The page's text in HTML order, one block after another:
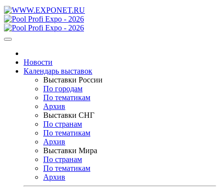
Новости
Календарь выставок
Выставки России
По городам
По тематикам
Архив
Выставки СНГ
По странам
По тематикам
Архив
Выставки Мира
По странам
По тематикам
Архив